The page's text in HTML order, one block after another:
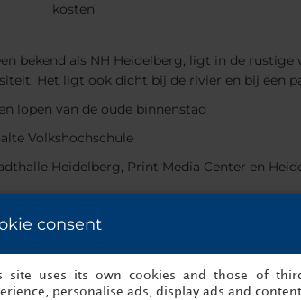
kosten
bekend als NH Heidelberg, ligt in de
Het ligt ook dicht bij de rivier en bij een
lopen van de oude binnenstad
Volkshochschule
Heidelberg, Print Media Center en
over een modern gebouw en het
bevinden zich in onze historische
Wing, Superior, Superior met terras,
beschikbaar
consent
site uses its own cookies and those of
personalise ads, display ads and